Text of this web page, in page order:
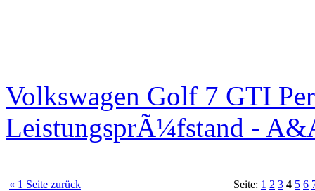
Volkswagen Golf 7 GTI
LeistungsprÃ¼fstand -
« 1 Seite zurück Seite: 1 2 3 4 5 6